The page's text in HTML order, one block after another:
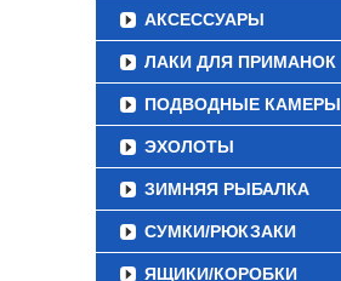
АКСЕССУАРЫ
ЛАКИ ДЛЯ ПРИМАНОК
ПОДВОДНЫЕ КАМЕРЫ
ЭХОЛОТЫ
ЗИМНЯЯ РЫБАЛКА
СУМКИ/РЮКЗАКИ
ЯЩИКИ/КОРОБКИ